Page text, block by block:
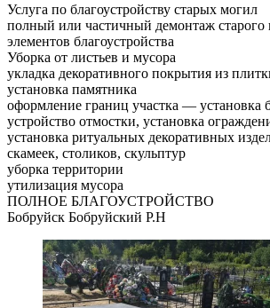
Услуга по благоустройству старых могил
полный или частичный демонтаж старого
элементов благоустройства
Уборка от листьев и мусора
укладка декоративного покрытия из
установка памятника
оформление границ участка — установка
устройство отмостки, установка
установка ритуальных декоративных
скамеек, столиков, скульптур
уборка территории
утилизация мусора
ПОЛНОЕ БЛАГОУСТРОЙСТВО
Бобруйск Бобруйский Р.Н